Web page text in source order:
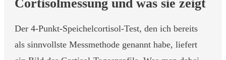
Cortisolmessung und was sie zeigt
Der 4-Punkt-Speichelcortisol-Test, den ich bereits
als sinnvollste Messmethode genannt habe, liefert